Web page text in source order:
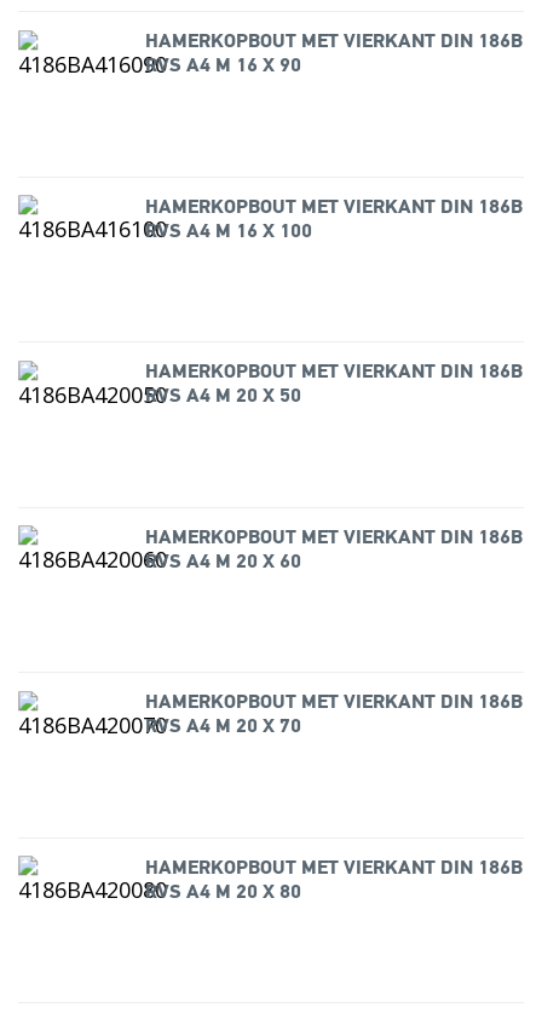
HAMERKOPBOUT MET VIERKANT DIN 186B
RVS A4 M 16 X 90
HAMERKOPBOUT MET VIERKANT DIN 186B
RVS A4 M 16 X 100
HAMERKOPBOUT MET VIERKANT DIN 186B
RVS A4 M 20 X 50
HAMERKOPBOUT MET VIERKANT DIN 186B
RVS A4 M 20 X 60
HAMERKOPBOUT MET VIERKANT DIN 186B
RVS A4 M 20 X 70
HAMERKOPBOUT MET VIERKANT DIN 186B
RVS A4 M 20 X 80